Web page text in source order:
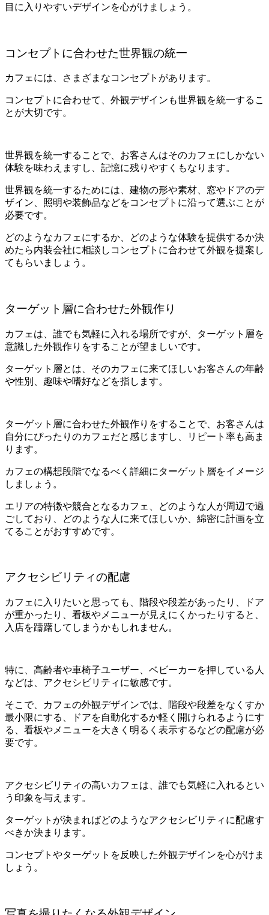
目に入りやすいデザインを心がけましょう。
コンセプトに合わせた世界観の統一
カフェには、さまざまなコンセプトがあります。
コンセプトに合わせて、外観デザインも世界観を統一するこ
とが大切です。
世界観を統一することで、お客さんはそのカフェにしかない
体験を味わえますし、記憶に残りやすくもなります。
世界観を統一するためには、建物の形や素材、窓やドアのデ
ザイン、照明や装飾品などをコンセプトに沿って選ぶことが
必要です。
どのようなカフェにするか、どのような体験を提供するか決
めたら内装会社に相談しコンセプトに合わせて外観を提案し
てもらいましょう。
ターゲット層に合わせた外観作り
カフェは、誰でも気軽に入れる場所ですが、ターゲット層を
意識した外観作りをすることが望ましいです。
ターゲット層とは、そのカフェに来てほしいお客さんの年齢
や性別、趣味や嗜好などを指します。
ターゲット層に合わせた外観作りをすることで、お客さんは
自分にぴったりのカフェだと感じますし、リピート率も高ま
ります。
カフェの構想段階でなるべく詳細にターゲット層をイメージ
しましょう。
エリアの特徴や競合となるカフェ、どのような人が周辺で過
ごしており、どのような人に来てほしいか、綿密に計画を立
てることがおすすめです。
アクセシビリティの配慮
カフェに入りたいと思っても、階段や段差があったり、ドア
が重かったり、看板やメニューが見えにくかったりすると、
入店を躊躇してしまうかもしれません。
特に、高齢者や車椅子ユーザー、ベビーカーを押している人
などは、アクセシビリティに敏感です。
そこで、カフェの外観デザインでは、階段や段差をなくすか
最小限にする、ドアを自動化するか軽く開けられるようにす
る、看板やメニューを大きく明るく表示するなどの配慮が必
要です。
アクセシビリティの高いカフェは、誰でも気軽に入れるとい
う印象を与えます。
ターゲットが決まればどのようなアクセシビリティに配慮す
べきか決まります。
コンセプトやターゲットを反映した外観デザインを心がけま
しょう。